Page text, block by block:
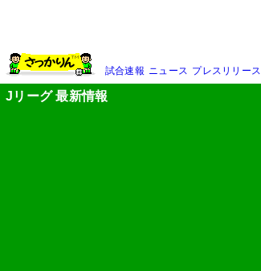
試合速報 ニュース プレスリリース
Jリーグ 最新情報